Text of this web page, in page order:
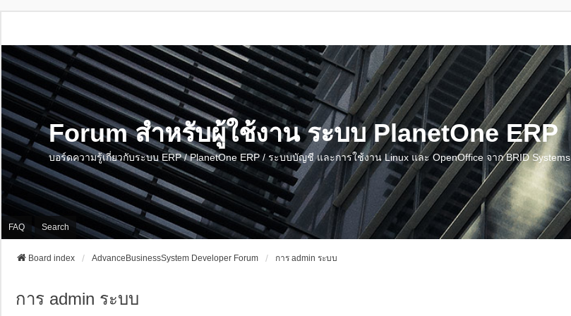
Forum สำหรับผู้ใช้งาน ระบบ PlanetOne ERP
บอร์ดความรู้เกี่ยวกับระบบ ERP / PlanetOne ERP / ระบบบัญชี และการใช้งาน Linux และ OpenOffice จาก BRID Systems
FAQ Search
Board index AdvanceBusinessSystem Developer Forum การ admin ระบบ
การ admin ระบบ